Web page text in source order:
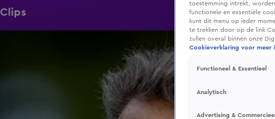
Clips
toestemming intrekt, worden
functionele en essentiële
kunt dit menu op ieder
te trekken door op de link
zullen overal binnen onze
Cookieverklaring voor meer
Functioneel & Essentieel
Analytisch
Advertising & Commercieel